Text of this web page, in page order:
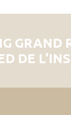
GRAND
DE